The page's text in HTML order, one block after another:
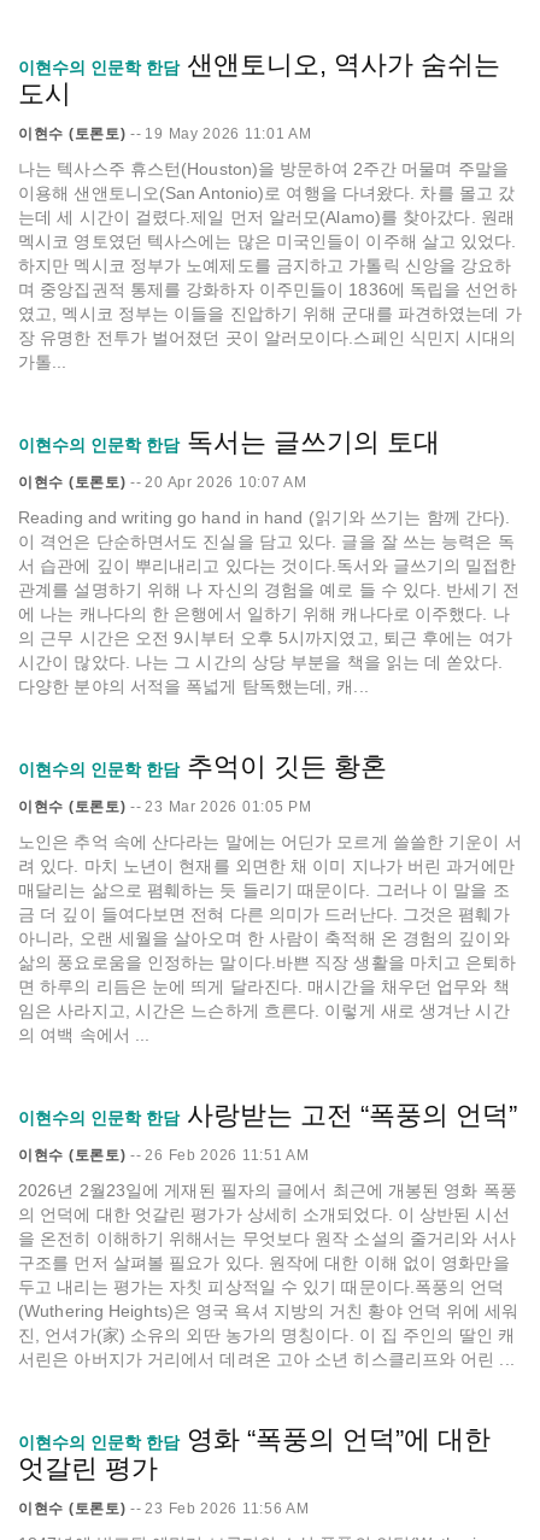
이현수의 인문학 한담 샌앤토니오, 역사가 숨쉬는
도시
이현수 (토론토) -- 19 May 2026 11:01 AM
나는 텍사스주 휴스턴(Houston)을 방문하여 2주간 머물며 주말을
이용해 샌앤토니오(San Antonio)로 여행을 다녀왔다. 차를 몰고 갔
는데 세 시간이 걸렸다.제일 먼저 알러모(Alamo)를 찾아갔다. 원래
멕시코 영토였던 텍사스에는 많은 미국인들이 이주해 살고 있었다.
하지만 멕시코 정부가 노예제도를 금지하고 가톨릭 신앙을 강요하
며 중앙집권적 통제를 강화하자 이주민들이 1836에 독립을 선언하
였고, 멕시코 정부는 이들을 진압하기 위해 군대를 파견하였는데 가
장 유명한 전투가 벌어졌던 곳이 알러모이다.스페인 식민지 시대의
가톨...
이현수의 인문학 한담 독서는 글쓰기의 토대
이현수 (토론토) -- 20 Apr 2026 10:07 AM
Reading and writing go hand in hand (읽기와 쓰기는 함께 간다).
이 격언은 단순하면서도 진실을 담고 있다. 글을 잘 쓰는 능력은 독
서 습관에 깊이 뿌리내리고 있다는 것이다.독서와 글쓰기의 밀접한
관계를 설명하기 위해 나 자신의 경험을 예로 들 수 있다. 반세기 전
에 나는 캐나다의 한 은행에서 일하기 위해 캐나다로 이주했다. 나
의 근무 시간은 오전 9시부터 오후 5시까지였고, 퇴근 후에는 여가
시간이 많았다. 나는 그 시간의 상당 부분을 책을 읽는 데 쏟았다.
다양한 분야의 서적을 폭넓게 탐독했는데, 캐...
이현수의 인문학 한담 추억이 깃든 황혼
이현수 (토론토) -- 23 Mar 2026 01:05 PM
노인은 추억 속에 산다라는 말에는 어딘가 모르게 쓸쓸한 기운이 서
려 있다. 마치 노년이 현재를 외면한 채 이미 지나가 버린 과거에만
매달리는 삶으로 폄훼하는 듯 들리기 때문이다. 그러나 이 말을 조
금 더 깊이 들여다보면 전혀 다른 의미가 드러난다. 그것은 폄훼가
아니라, 오랜 세월을 살아오며 한 사람이 축적해 온 경험의 깊이와
삶의 풍요로움을 인정하는 말이다.바쁜 직장 생활을 마치고 은퇴하
면 하루의 리듬은 눈에 띄게 달라진다. 매시간을 채우던 업무와 책
임은 사라지고, 시간은 느슨하게 흐른다. 이렇게 새로 생겨난 시간
의 여백 속에서 ...
이현수의 인문학 한담 사랑받는 고전 “폭풍의 언덕”
이현수 (토론토) -- 26 Feb 2026 11:51 AM
2026년 2월23일에 게재된 필자의 글에서 최근에 개봉된 영화 폭풍
의 언덕에 대한 엇갈린 평가가 상세히 소개되었다. 이 상반된 시선
을 온전히 이해하기 위해서는 무엇보다 원작 소설의 줄거리와 서사
구조를 먼저 살펴볼 필요가 있다. 원작에 대한 이해 없이 영화만을
두고 내리는 평가는 자칫 피상적일 수 있기 때문이다.폭풍의 언덕
(Wuthering Heights)은 영국 욕셔 지방의 거친 황야 언덕 위에 세워
진, 언셔가(家) 소유의 외딴 농가의 명칭이다. 이 집 주인의 딸인 캐
서린은 아버지가 거리에서 데려온 고아 소년 히스클리프와 어린 ...
이현수의 인문학 한담 영화 “폭풍의 언덕”에 대한
엇갈린 평가
이현수 (토론토) -- 23 Feb 2026 11:56 AM